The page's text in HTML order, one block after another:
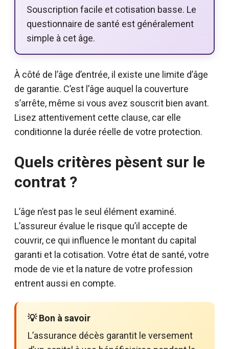
Souscription facile et cotisation basse. Le
questionnaire de santé est généralement
simple à cet âge.
À côté de l’âge d’entrée, il existe une limite d’âge
de garantie. C’est l’âge auquel la couverture
s’arrête, même si vous avez souscrit bien avant.
Lisez attentivement cette clause, car elle
conditionne la durée réelle de votre protection.
Quels critères pèsent sur le
contrat ?
L’âge n’est pas le seul élément examiné.
L’assureur évalue le risque qu’il accepte de
couvrir, ce qui influence le montant du capital
garanti et la cotisation. Votre état de santé, votre
mode de vie et la nature de votre profession
entrent aussi en compte.
💡 Bon à savoir
L’assurance décès garantit le versement